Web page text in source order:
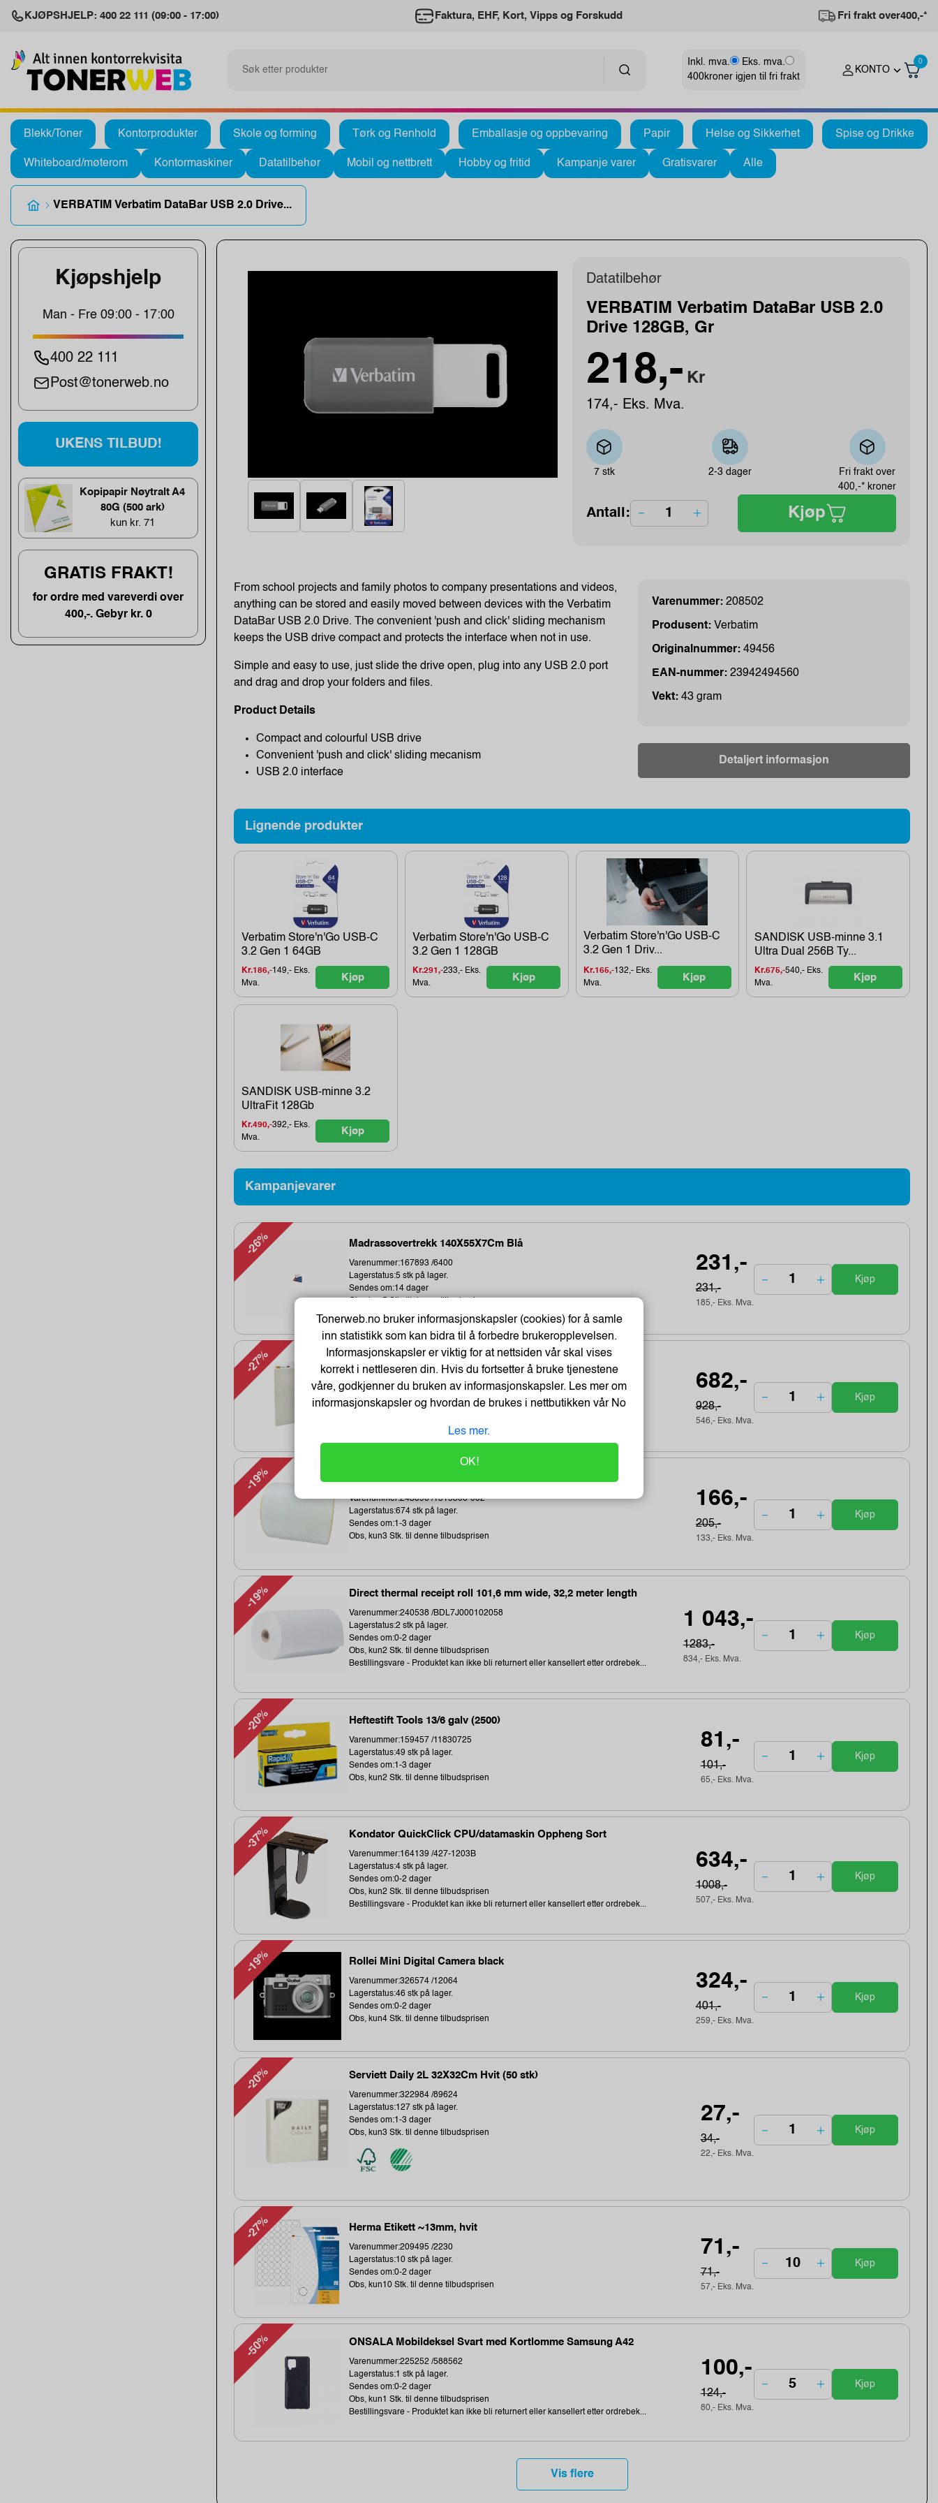
KJØPSHJELP: 400 22 111 (09:00 - 17:00) Faktura, EHF, Kort, Vipps og Forskudd Fri frakt over400,-*
Inkl. mva.
Eks. mva.
400kroner igjen til fri frakt
KONTO
0
Blekk/Toner Kontorprodukter Skole og forming Tørk og Renhold Emballasje og oppbevaring Papir Helse og Sikkerhet Spise og Drikke
Whiteboard/møterom Kontormaskiner Datatilbehør Mobil og nettbrett Hobby og fritid Kampanje varer Gratisvarer Alle
VERBATIM Verbatim DataBar USB 2.0 Drive...
Kjøpshjelp
Man - Fre 09:00 - 17:00
400 22 111
Post@tonerweb.no
UKENS TILBUD!
Kopipapir Nøytralt A4
80G (500 ark)
kun kr. 71
GRATIS FRAKT!
for ordre med vareverdi over
400,-. Gebyr kr. 0
Datatilbehør
VERBATIM Verbatim DataBar USB 2.0
Drive 128GB, Gr
218,- Kr
174,- Eks. Mva.
7 stk 2-3 dager
Fri frakt over
400,-* kroner
Antall: Kjøp
From school projects and family photos to company presentations and videos,
anything can be stored and easily moved between devices with the Verbatim
DataBar USB 2.0 Drive. The convenient 'push and click' sliding mechanism
keeps the USB drive compact and protects the interface when not in use.
Simple and easy to use, just slide the drive open, plug into any USB 2.0 port
and drag and drop your folders and files.
Product Details
Compact and colourful USB drive
Convenient 'push and click' sliding mecanism
USB 2.0 interface
Varenummer:208502
Produsent: Verbatim
Originalnummer:49456
EAN-nummer:23942494560
Vekt:43 gram
Detaljert informasjon
Lignende produkter
Verbatim Store'n'Go USB-C
3.2 Gen 1 64GB
Kr.186,-149,- Eks.
Mva.
Kjøp
Verbatim Store'n'Go USB-C
3.2 Gen 1 128GB
Kr.291,-233,- Eks.
Mva.
Kjøp
Verbatim Store'n'Go USB-C
3.2 Gen 1 Driv...
Kr.165,-132,- Eks.
Mva.
Kjøp
SANDISK USB-minne 3.1
Ultra Dual 256B Ty...
Kr.675,-540,- Eks.
Mva.
Kjøp
SANDISK USB-minne 3.2
UltraFit 128Gb
Kr.490,-392,- Eks.
Mva.
Kjøp
Kampanjevarer
-26% Madrassovertrekk 140X55X7Cm Blå
Varenummer:167893 /6400
Lagerstatus:5 stk på lager.
Sendes om:14 dager
231,-
231,-
185,- Eks. Mva.
Kjøp
-27% Meeting Charts m/30 ark 63,5x77,4 (2)
Varenummer:106358 /7000050153
Lagerstatus:3 stk på lager.
Sendes om:0-2 dager
682,-
928,-
546,- Eks. Mva.
Kjøp
-19%
Varenummer:243896 /1315306-002
Lagerstatus:674 stk på lager.
Sendes om:1-3 dager
Obs, kun3 Stk. til denne tilbudsprisen
166,-
205,-
133,- Eks. Mva.
Kjøp
-19% Direct thermal receipt roll 101,6 mm wide, 32,2 meter length
Varenummer:240538 /BDL7J000102058
Lagerstatus:2 stk på lager.
Sendes om:0-2 dager
Obs, kun2 Stk. til denne tilbudsprisen
Bestillingsvare - Produktet kan ikke bli returnert eller kansellert etter ordrebek...
1 043,-
1283,-
834,- Eks. Mva.
Kjøp
-20% Heftestift Tools 13/6 galv (2500)
Varenummer:159457 /11830725
Lagerstatus:49 stk på lager.
Sendes om:1-3 dager
Obs, kun2 Stk. til denne tilbudsprisen
81,-
101,-
65,- Eks. Mva.
Kjøp
-37% Kondator QuickClick CPU/datamaskin Oppheng Sort
Varenummer:164139 /427-1203B
Lagerstatus:4 stk på lager.
Sendes om:0-2 dager
Obs, kun2 Stk. til denne tilbudsprisen
Bestillingsvare - Produktet kan ikke bli returnert eller kansellert etter ordrebek...
634,-
1008,-
507,- Eks. Mva.
Kjøp
-19% Rollei Mini Digital Camera black
Varenummer:326574 /12064
Lagerstatus:46 stk på lager.
Sendes om:0-2 dager
Obs, kun4 Stk. til denne tilbudsprisen
324,-
401,-
259,- Eks. Mva.
Kjøp
-20% Serviett Daily 2L 32X32Cm Hvit (50 stk)
Varenummer:322984 /89624
Lagerstatus:127 stk på lager.
Sendes om:1-3 dager
Obs, kun3 Stk. til denne tilbudsprisen
27,-
34,-
22,- Eks. Mva.
Kjøp
-27% Herma Etikett ~13mm, hvit
Varenummer:209495 /2230
Lagerstatus:10 stk på lager.
Sendes om:0-2 dager
Obs, kun10 Stk. til denne tilbudsprisen
71,-
71,-
57,- Eks. Mva.
Kjøp
-50% ONSALA Mobildeksel Svart med Kortlomme Samsung A42
Varenummer:225252 /588562
Lagerstatus:1 stk på lager.
Sendes om:0-2 dager
Obs, kun1 Stk. til denne tilbudsprisen
Bestillingsvare - Produktet kan ikke bli returnert eller kansellert etter ordrebek...
100,-
124,-
80,- Eks. Mva.
Kjøp
Vis flere
Tonerweb.no bruker informasjonskapsler (cookies) for å samle
inn statistikk som kan bidra til å forbedre brukeropplevelsen.
Informasjonskapsler er viktig for at nettsiden vår skal vises
korrekt i nettleseren din. Hvis du fortsetter å bruke tjenestene
våre, godkjenner du bruken av informasjonskapsler. Les mer om
informasjonskapsler og hvordan de brukes i nettbutikken vårNo
Les mer.
OK!